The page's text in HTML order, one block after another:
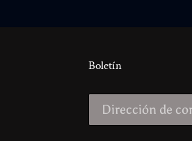
Boletín